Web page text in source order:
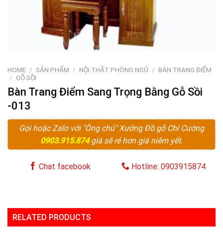
HOME / SẢN PHẨM / NỘI THẤT PHÒNG NGỦ / BÀN TRANG ĐIỂM
/ GỖ SỒI
Bàn Trang Điểm Sang Trọng Bằng Gỗ Sồi
-013
Gọi hoặc Zalo với "Ông chủ" Xưởng Đồ gỗ Chí Cường
0903.915.874giá sẽ rẻ hơn giá niêm yết.
Chat facebook Hotline: 0903915874
RELATED PRODUCTS